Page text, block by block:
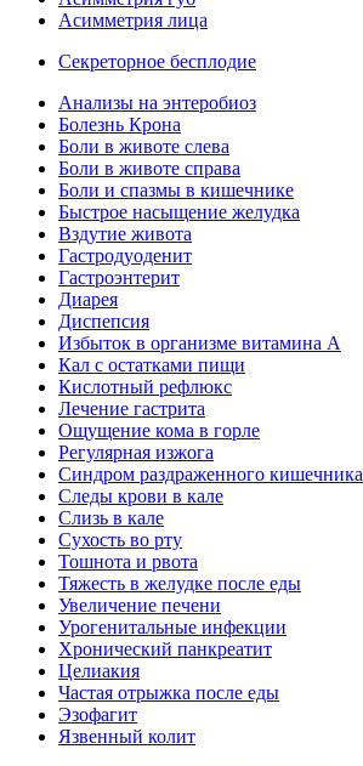
Асимметрия лица
Секреторное бесплодие
Анализы на энтеробиоз
Болезнь Крона
Боли в животе слева
Боли в животе справа
Боли и спазмы в кишечнике
Быстрое насыщение желудка
Вздутие живота
Гастродуоденит
Гастроэнтерит
Диарея
Диспепсия
Избыток в организме витамина А
Кал с остатками пищи
Кислотный рефлюкс
Лечение гастрита
Ощущение кома в горле
Регулярная изжога
Синдром раздраженного кишечника
Следы крови в кале
Слизь в кале
Сухость во рту
Тошнота и рвота
Тяжесть в желудке после еды
Увеличение печени
Урогенитальные инфекции
Хронический панкреатит
Целиакия
Частая отрыжка после еды
Эзофагит
Язвенный колит